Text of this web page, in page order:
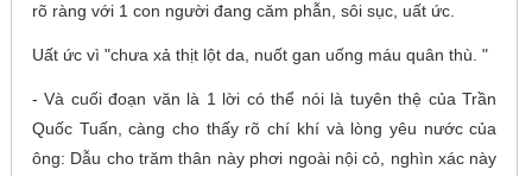
rõ ràng với 1 con người đang căm phẫn, sôi sục, uất ức.
Uất ức vì "chưa xả thịt lột da, nuốt gan uống máu quân thù. "
- Và cuối đoạn văn là 1 lời có thể nói là tuyên thệ của Trần
Quốc Tuấn, càng cho thấy rõ chí khí và lòng yêu nước của
ông: Dẫu cho trăm thân này phơi ngoài nội cỏ, nghìn xác này